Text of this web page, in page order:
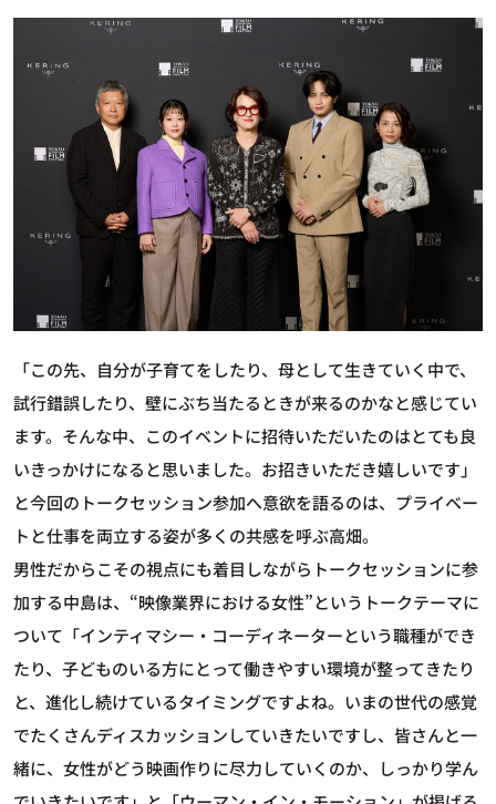
「この先、自分が子育てをしたり、母として生きていく中で、
試行錯誤したり、壁にぶち当たるときが来るのかなと感じてい
ます。そんな中、このイベントに招待いただいたのはとても良
いきっかけになると思いました。お招きいただき嬉しいです」
と今回のトークセッション参加へ意欲を語るのは、プライベー
トと仕事を両立する姿が多くの共感を呼ぶ高畑。
男性だからこその視点にも着目しながらトークセッションに参
加する中島は、“映像業界における女性”というトークテーマに
ついて「インティマシー・コーディネーターという職種ができ
たり、子どものいる方にとって働きやすい環境が整ってきたり
と、進化し続けているタイミングですよね。いまの世代の感覚
でたくさんディスカッションしていきたいですし、皆さんと一
緒に、女性がどう映画作りに尽力していくのか、しっかり学ん